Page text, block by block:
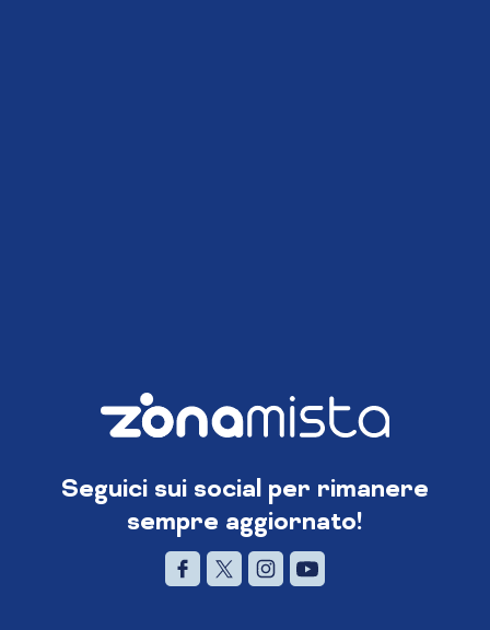
Seguici sui social per rimanere
sempre aggiornato!